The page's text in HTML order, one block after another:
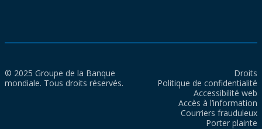
© 2025 Groupe de la Banque
mondiale. Tous droits réservés.
Droits
Politique de confidentialité
Accessibilité web
Accès à l’information
Courriers frauduleux
Porter plainte